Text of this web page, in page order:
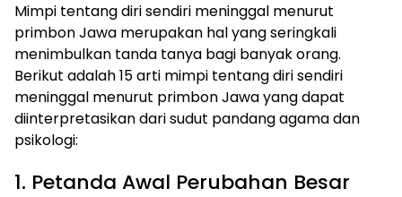
Mimpi tentang diri sendiri meninggal menurut
primbon Jawa merupakan hal yang seringkali
menimbulkan tanda tanya bagi banyak orang.
Berikut adalah 15 arti mimpi tentang diri sendiri
meninggal menurut primbon Jawa yang dapat
diinterpretasikan dari sudut pandang agama dan
psikologi:
1. Petanda Awal Perubahan Besar